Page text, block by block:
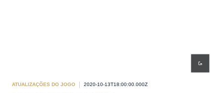
ATUALIZAÇÕES DO JOGO 2020-10-13T18:00:00.000Z